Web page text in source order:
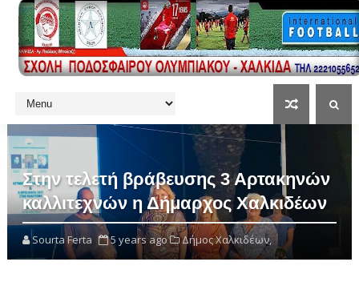
Στην τελετή βράβευσης 3 Αρτακηνών
καλλιτεχνών η Δήμαρχος Χαλκιδέων
Sourta Ferta 5 years ago Δήμος Χαλκιδέων,